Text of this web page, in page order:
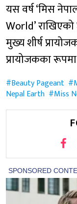
यस वर्ष ‘मिस
World’
मुख्य शीर्ष
प्रायोजकका
Beauty Pageant
Nepal Earth
Miss